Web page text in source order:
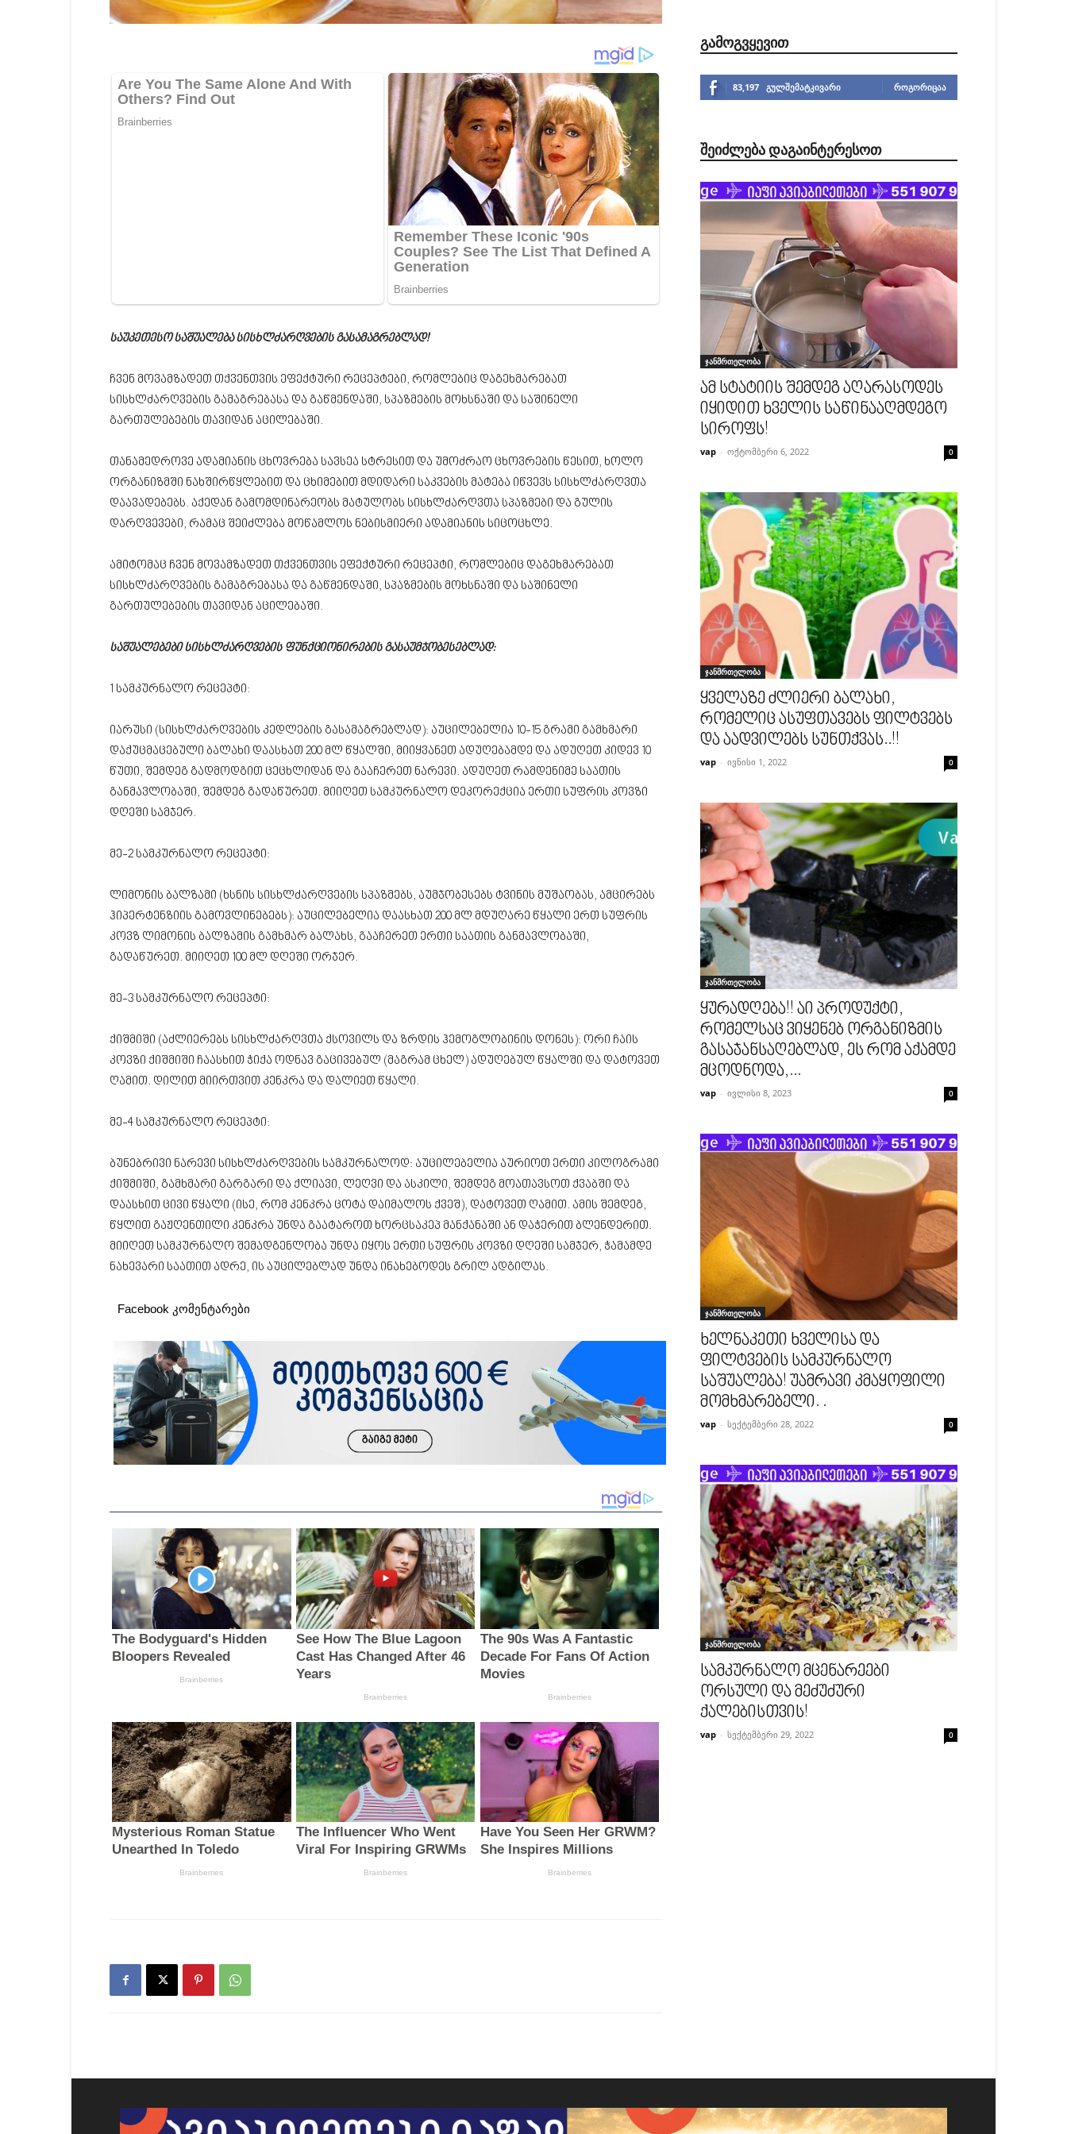
საუკეთესო საშუალება სისხლძარღვების გასამაგრებლად!
ჩვენ მოვამზადეთ თქვენთვის ეფექტური რეცეპტები, რომლებიც დაგეხმარებათ
სისხლძარღვების გამაგრებასა და გაწმენდაში, სპაზმების მოხსნაში და საშინელი
გართულებების თავიდან აცილებაში.
თანამედროვე ადამიანის ცხოვრება სავსეა სტრესით და უმოძრაო ცხოვრების წესით, ხოლო
ორგანიზმში ნახშირწყლებით და ცხიმებით მდიდარი საკვების მატება იწვევს სისხლძარღვთა
დაავადებებს. აქედან გამომდინარეობს მატულობს სისხლძარღვთა სპაზმები და გულის
დარღვევები, რამაც შეიძლება მოწამლოს ნებისმიერი ადამიანის სიცოცხლე.
ამიტომაც ჩვენ მოვამზადეთ თქვენთვის ეფექტური რეცეპტი, რომლებიც დაგეხმარებათ
სისხლძარღვების გამაგრებასა და გაწმენდაში, სპაზმების მოხსნაში და საშინელი
გართულებების თავიდან აცილებაში.
საშუალებები სისხლძარღვების ფუნქციონირების გასაუმჯობესებლად:
1 სამკურნალო რეცეპტი:
იარუსი (სისხლძარღვების კედლების გასამაგრებლად): აუცილებელია 10-15 გრამი გამხმარი
დაქუცმაცებული ბალახი დაასხათ 200 მლ წყალში, მიიყვანეთ ადუღებამდე და ადუღეთ კიდევ 10
წუთი, შემდეგ გადმოდგით ცეცხლიდან და გააჩერეთ ნარევი. ადუღეთ რამდენიმე საათის
განმავლობაში, შემდეგ გადაწურეთ. მიიღეთ სამკურნალო დეკორექცია ერთი სუფრის კოვზი
დღეში სამჯერ.
მე-2 სამკურნალო რეცეპტი:
ლიმონის ბალზამი (ხსნის სისხლძარღვების სპაზმებს, აუმჯობესებს ტვინის მუშაობას, ამცირებს
ჰიპერტენზიის გამოვლინებებს): აუცილებელია დაასხათ 200 მლ მდუღარე წყალი ერთ სუფრის
კოვზ ლიმონის ბალზამის გამხმარ ბალახს, გააჩერეთ ერთი საათის განმავლობაში,
გადაწურეთ. მიიღეთ 100 მლ დღეში ორჯერ.
მე-3 სამკურნალო რეცეპტი:
ქიშმიში (აძლიერებს სისხლძარღვთა ქსოვილს და ზრდის ჰემოგლობინის დონეს): ორი ჩაის
კოვზი ქიშმიში ჩაასხით ჭიქა ოდნავ გაცივებულ (მაგრამ ცხელ) ადუღებულ წყალში და დატოვეთ
ღამით. დილით მიირთვით კენკრა და დალიეთ წყალი.
მე-4 სამკურნალო რეცეპტი:
ბუნებრივი ნარევი სისხლძარღვების სამკურნალოდ: აუცილებელია აურიოთ ერთი კილოგრამი
ქიშმიში, გამხმარი გარგარი და ქლიავი, ლეღვი და ასკილი, შემდეგ მოათავსოთ ქვაბში და
დაასხით ცივი წყალი (ისე, რომ კენკრა ცოტა დაიმალოს ქვეშ), დატოვეთ ღამით. ამის შემდეგ,
წყლით გაჟღენთილი კენკრა უნდა გაატაროთ ხორცსაკეპ მანქანაში ან დაჭერით ბლენდერით.
მიიღეთ სამკურნალო შემადგენლობა უნდა იყოს ერთი სუფრის კოვზი დღეში სამჯერ, ჭამამდე
ნახევარი საათით ადრე, ის აუცილებლად უნდა ინახებოდეს გრილ ადგილას.
Facebook კომენტარები
ᲒᲐᲛᲝᲒᲕᲧᲔᲕᲘᲗ
83,197 გულშემატკივარი ᲠᲝᲒᲝᲠᲘᲪᲐᲐ
ᲨᲔᲘᲫᲚᲔᲑᲐ ᲓᲐᲒᲐᲘᲜᲢᲔᲠᲔᲡᲝᲗ
ჯანმრთელობა
ამ სტატიის შემდეგ აღარასოდეს
იყიდით ხველის საწინააღმდეგო
სიროფს!
vap - ოქტომბერი 6, 2022 0
ჯანმრთელობა
ყველაზე ძლიერი ბალახი,
რომელიც ასუფთავებს ფილტვებს
და აადვილებს სუნთქვას..!!
vap - ივნისი 1, 2022 0
ჯანმრთელობა
ყურადღება!! აი პროდუქტი,
რომელსაც ვიყენებ ორგანიზმის
გასაჯანსაღებლად, ეს რომ აქამდე
მცოდნოდა,...
vap - ივლისი 8, 2023 0
ჯანმრთელობა
ხელნაკეთი ხველისა და
ფილტვების სამკურნალო
საშუალება! უამრავი კმაყოფილი
მომხმარებელი. .
vap - სექტემბერი 28, 2022 0
ჯანმრთელობა
სამკურნალო მცენარეები
ორსული და მეძუძური
ქალებისთვის!
vap - სექტემბერი 29, 2022 0